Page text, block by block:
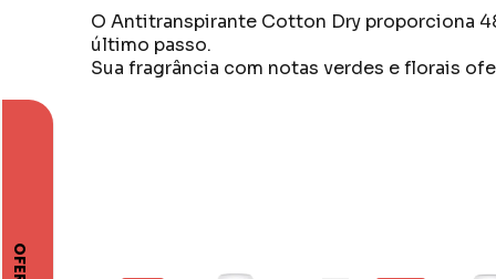
O Antitranspirante Cotton Dry proporciona
último passo.
Sua fragrância com notas verdes e florais